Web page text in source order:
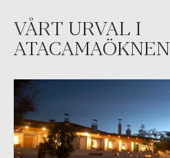
VÅRT URVAL I
ATACAMAÖKNEN